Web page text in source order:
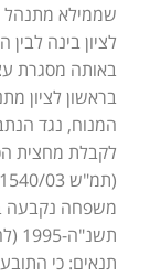
שממילא מתנהל
לקבלת מחצית
משפחה נקבעה
תנאים: כי